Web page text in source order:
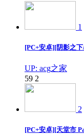
1
[PC+安卓][阴影之
UP: acg之家
59 2
2
[PC+安卓][天堂市